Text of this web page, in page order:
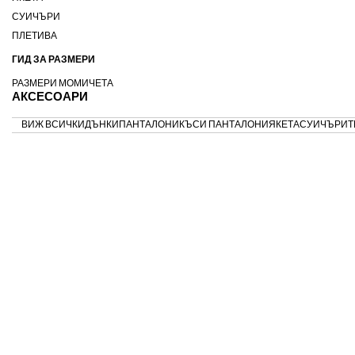
СУИЧЪРИ
ПЛЕТИВА
ГИД ЗА РАЗМЕРИ
РАЗМЕРИ МОМИЧЕТА
АКСЕСОАРИ
ВИЖ ВСИЧКИДЪНКИ ПАНТАЛОНИ КЪСИ ПАНТАЛОНИЯКЕТАСУИЧЪРИ